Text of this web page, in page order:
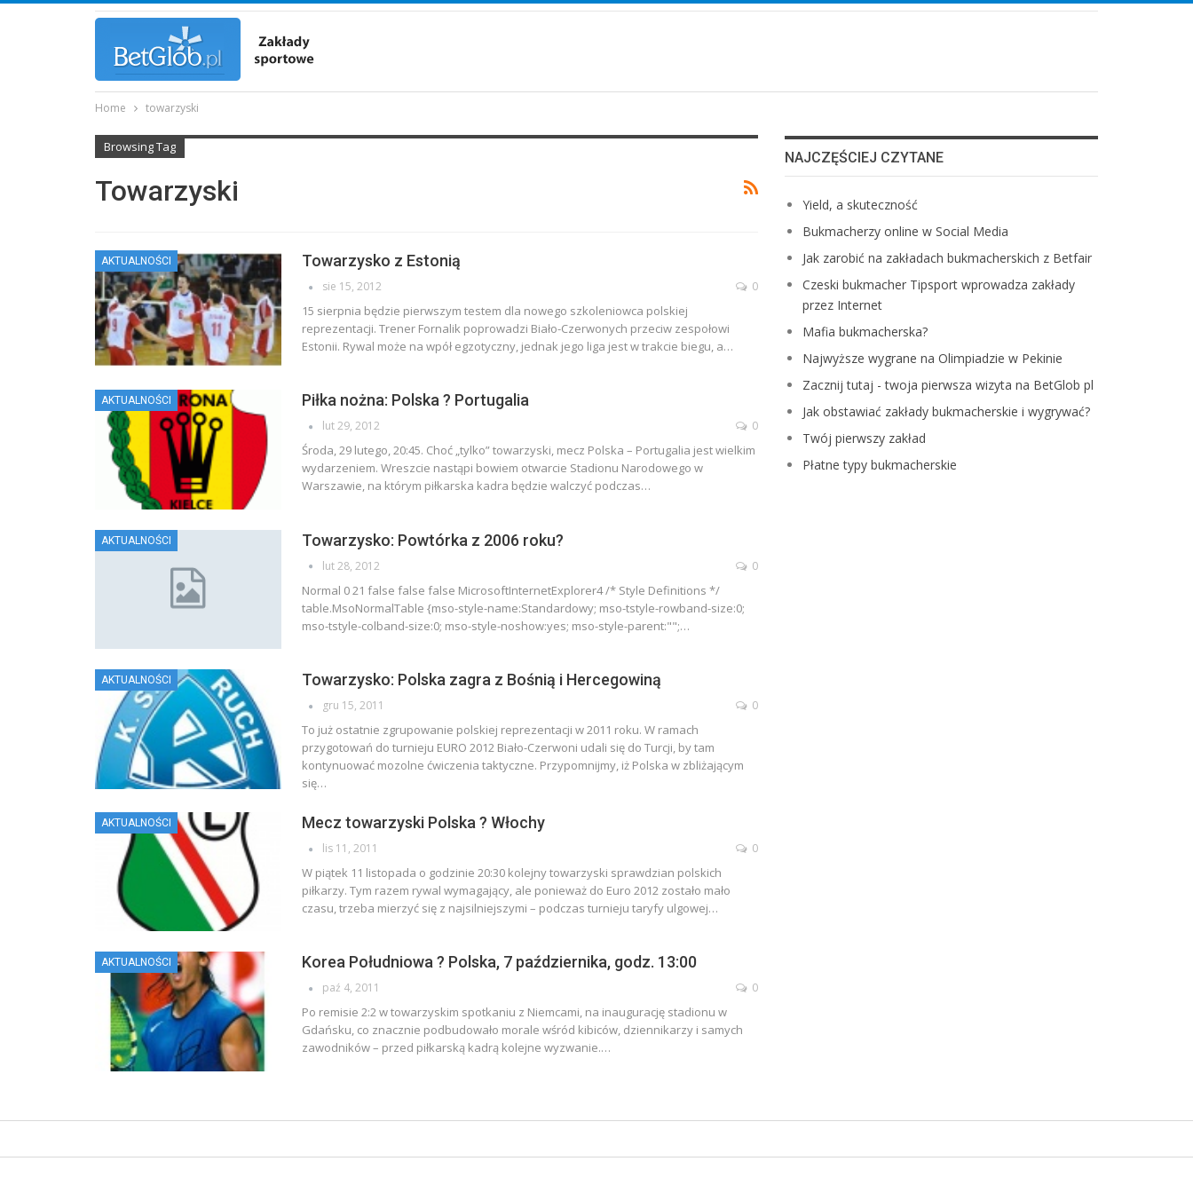
Home towarzyski
Browsing Tag
Towarzyski
AKTUALNOŚCI Towarzysko z Estonią
sie 15, 2012 0
15 sierpnia będzie pierwszym testem dla nowego szkoleniowca polskiej
reprezentacji. Trener Fornalik poprowadzi Biało-Czerwonych przeciw zespołowi
Estonii. Rywal może na wpół egzotyczny, jednak jego liga jest w trakcie biegu, a…
AKTUALNOŚCI Piłka nożna: Polska ? Portugalia
lut 29, 2012 0
Środa, 29 lutego, 20:45. Choć „tylko” towarzyski, mecz Polska – Portugalia jest wielkim
wydarzeniem. Wreszcie nastąpi bowiem otwarcie Stadionu Narodowego w
Warszawie, na którym piłkarska kadra będzie walczyć podczas…
AKTUALNOŚCI Towarzysko: Powtórka z 2006 roku?
lut 28, 2012 0
Normal 0 21 false false false MicrosoftInternetExplorer4/* Style Definitions */
table.MsoNormalTable {mso-style-name:Standardowy; mso-tstyle-rowband-size:0;
mso-tstyle-colband-size:0; mso-style-noshow:yes; mso-style-parent:"";…
AKTUALNOŚCI Towarzysko: Polska zagra z Bośnią i Hercegowiną
gru 15, 2011 0
To już ostatnie zgrupowanie polskiej reprezentacji w 2011 roku. W ramach
przygotowań do turnieju EURO 2012 Biało-Czerwoni udali się do Turcji, by tam
kontynuować mozolne ćwiczenia taktyczne. Przypomnijmy, iż Polska w zbliżającym
się…
AKTUALNOŚCI Mecz towarzyski Polska ? Włochy
lis 11, 2011 0
W piątek 11 listopada o godzinie 20:30 kolejny towarzyski sprawdzian polskich
piłkarzy. Tym razem rywal wymagający, ale ponieważ do Euro 2012 zostało mało
czasu, trzeba mierzyć się z najsilniejszymi – podczas turnieju taryfy ulgowej…
AKTUALNOŚCI Korea Południowa ? Polska, 7 października, godz. 13:00
paź 4, 2011 0
Po remisie 2:2 w towarzyskim spotkaniu z Niemcami, na inaugurację stadionu w
Gdańsku, co znacznie podbudowało morale wśród kibiców, dziennikarzy i samych
zawodników – przed piłkarską kadrą kolejne wyzwanie.…
NAJCZĘŚCIEJ CZYTANE
Yield, a skuteczność
Bukmacherzy online w Social Media
Jak zarobić na zakładach bukmacherskich z Betfair
Czeski bukmacher Tipsport wprowadza zakłady
przez Internet
Mafia bukmacherska?
Najwyższe wygrane na Olimpiadzie w Pekinie
Zacznij tutaj - twoja pierwsza wizyta na BetGlob pl
Jak obstawiać zakłady bukmacherskie i wygrywać?
Twój pierwszy zakład
Płatne typy bukmacherskie